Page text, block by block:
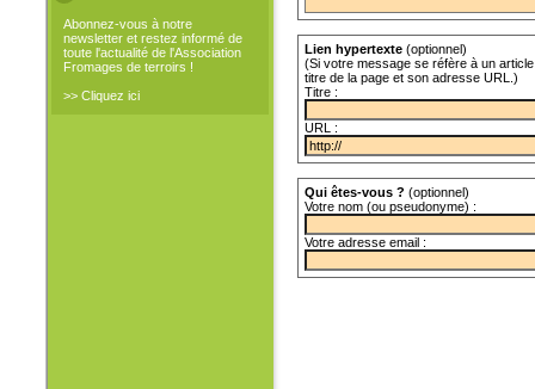
Abonnez-vous à notre
newsletter et restez informé de
toute l'actualité de l'Association
Fromages de terroirs !
>> Cliquez ici
Lien hypertexte (optionnel)
(Si votre message se réfère à un
titre de la page et son adresse URL.)
Titre :
URL :
Qui êtes-vous ? (optionnel)
Votre nom (ou pseudonyme) :
Votre adresse email :